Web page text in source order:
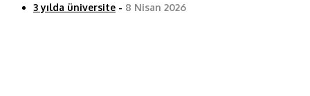
3 yılda üniversite - 8 Nisan 2026